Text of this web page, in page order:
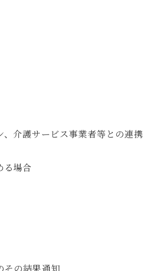
介護サービス事業者等との連携
る場合
その結果通知